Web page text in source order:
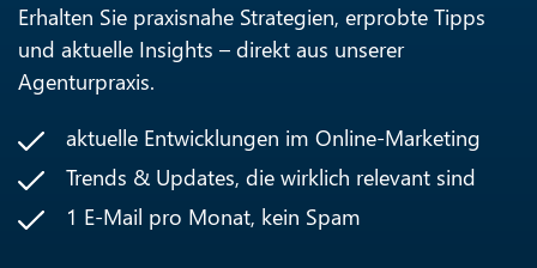
Erhalten Sie praxisnahe Strategien, erprobte Tipps
und aktuelle Insights – direkt aus unserer
Agenturpraxis.
aktuelle Entwicklungen im Online-Marketing
Trends & Updates, die wirklich relevant sind
1 E-Mail pro Monat, kein Spam